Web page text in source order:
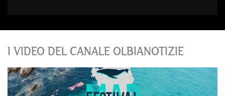
I VIDEO DEL CANALE OLBIANOTIZIE